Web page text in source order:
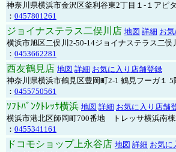
神奈川県横浜市金沢区釜利谷東2丁目１-１アピ
： 0457801261
ジョイナステラス二俣川店 地図 詳細 お
横浜市旭区二俣川2-50-14ジョイナステラス二俣
： 0453662281
西友鶴見店 地図 詳細 お気に入り店舗登録
神奈川県横浜市鶴見区豊岡町2-1 鶴見フーガ１ 5
： 0455750561
ｿﾌﾄﾊﾞﾝｸﾄﾚｯｻ横浜 地図 詳細 お気に入り店舗
横浜市港北区師岡町700番地 トレッサ横浜南棟
： 0455341161
ドコモショップ上永谷店 地図 詳細 お気に